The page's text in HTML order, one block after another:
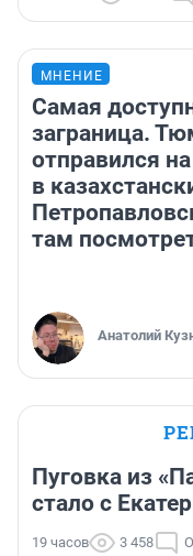
МНЕНИЕ
Самая
заграница.
отправился
в
там
Анатолий
Пуговка из
стало с
19 часов 3 458